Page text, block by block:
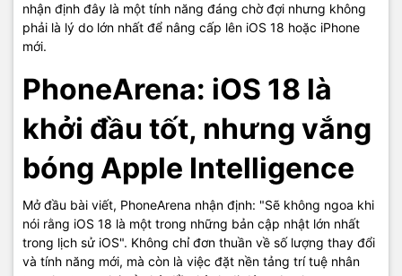
nhận định đây là một tính năng đáng chờ đợi nhưng không
phải là lý do lớn nhất để nâng cấp lên iOS 18 hoặc iPhone
mới.
PhoneArena: iOS 18 là
khởi đầu tốt, nhưng vắng
bóng Apple Intelligence
Mở đầu bài viết, PhoneArena nhận định: "Sẽ không ngoa khi
nói rằng iOS 18 là một trong những bản cập nhật lớn nhất
trong lịch sử iOS". Không chỉ đơn thuần về số lượng thay đổi
và tính năng mới, mà còn là việc đặt nền tảng trí tuệ nhân